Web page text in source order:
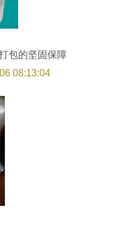
包的坚固保障
08:13:04